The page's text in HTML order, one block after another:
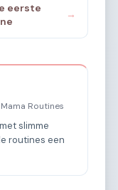
eerste
→
Routines
slimme
routines een